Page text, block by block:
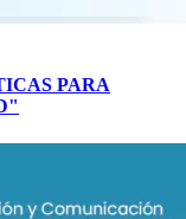
PARA